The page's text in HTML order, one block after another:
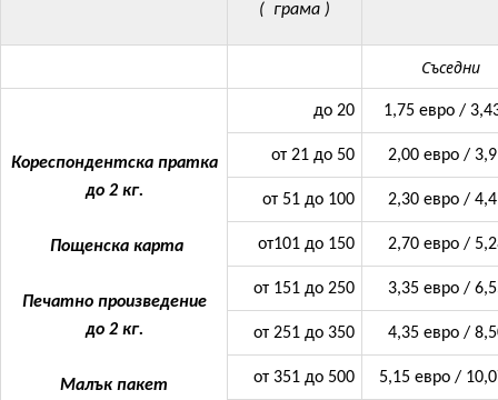
( грама )
Съседни
Кореспондентска пратка
до 2 кг.
Пощенска карта
Печатно произведение
до 2 кг.
Малък пакет
до 20 1,75 евро /
от 21 до 50 2,00 евро /
от 51 до 100 2,30 евро /
от101 до 150 2,70 евро /
от 151 до 250 3,35 евро /
от 251 до 350 4,35 евро /
от 351 до 500 5,15 евро /